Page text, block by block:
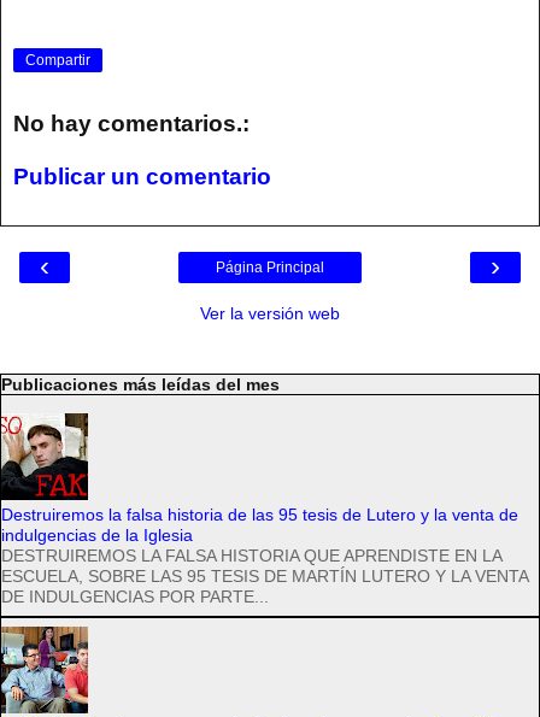
Compartir
No hay comentarios.:
Publicar un comentario
‹ ›
Página Principal
Ver la versión web
Publicaciones más leídas del mes
Destruiremos la falsa historia de las 95 tesis de Lutero y la venta de
indulgencias de la Iglesia
DESTRUIREMOS LA FALSA HISTORIA QUE APRENDISTE EN LA
ESCUELA, SOBRE LAS 95 TESIS DE MARTÍN LUTERO Y LA VENTA
DE INDULGENCIAS POR PARTE...